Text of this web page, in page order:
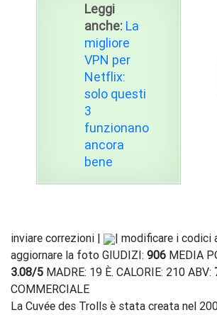
Leggi
anche: La
migliore
VPN per
Netflix:
solo questi
3
funzionano
ancora
bene
inviare correzioni |
| modificare i codici
aggiornare la foto GIUDIZI: 906 MEDIA
3.08/5 MADRE: 19 È. CALORIE: 210 ABV:
COMMERCIALE
La Cuvée des Trolls è stata creata nel